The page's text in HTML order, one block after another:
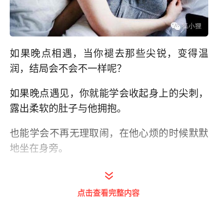
如果晚点相遇，当你褪去那些尖锐，变得温
润，结局会不会不一样呢？
如果晚点遇见，你就能学会收起身上的尖刺，
露出柔软的肚子与他拥抱。
也能学会不再无理取闹，在他心烦的时候默默
地坐在身旁。
点击查看完整内容